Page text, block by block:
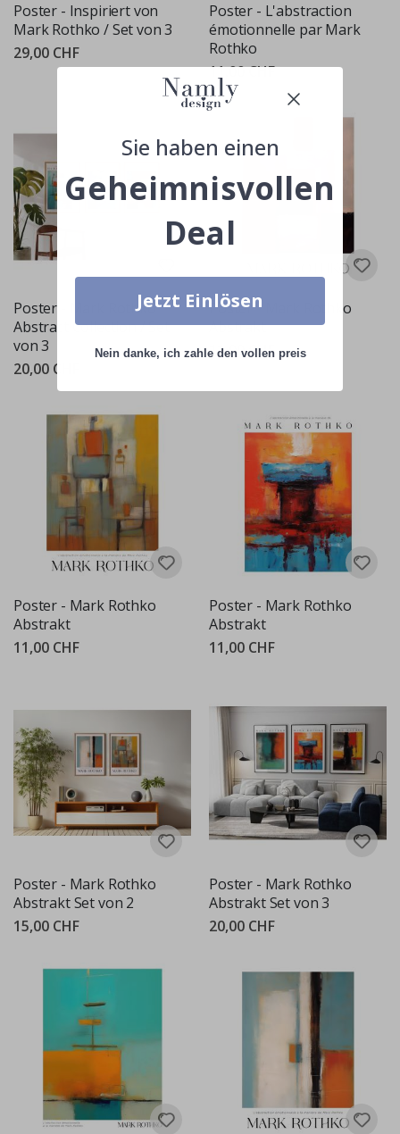
Poster - Inspiriert von
Mark Rothko / Set von 3
29,00 CHF
Poster - L'abstraction
émotionnelle par Mark
Rothko
11,00 CHF
Poster - Mark Rothko
Abstract Collection / Set
von 3
20,00 CHF
Poster - Mark Rothko
Abstrakt
11,00 CHF
Poster - Mark Rothko
Abstrakt
11,00 CHF
Poster - Mark Rothko
Abstrakt
11,00 CHF
Poster - Mark Rothko
Abstrakt Set von 2
15,00 CHF
Poster - Mark Rothko
Abstrakt Set von 3
20,00 CHF
Sie haben einen
Geheimnisvollen
Deal
Jetzt Einlösen
Nein danke, ich zahle den vollen preis